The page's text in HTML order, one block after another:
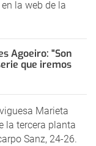
la web de la
Agoeiro: "Son
que iremos
Marieta
la tercera planta
Sanz, 24-26.